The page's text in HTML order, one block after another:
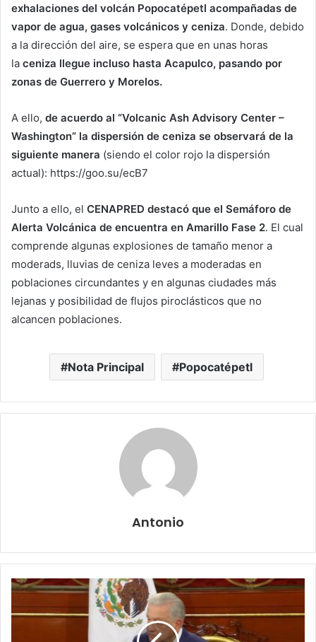
exhalaciones del volcán Popocatépetl acompañadas de
vapor de agua, gases volcánicos y ceniza. Donde, debido
a la dirección del aire, se espera que en unas horas
la ceniza llegue incluso hasta Acapulco, pasando por
zonas de Guerrero y Morelos.
A ello, de acuerdo al “Volcanic Ash Advisory Center –
Washington” la dispersión de ceniza se observará de la
siguiente manera (siendo el color rojo la dispersión
actual): https://goo.su/ecB7
Junto a ello, el CENAPRED destacó que el Semáforo de
Alerta Volcánica de encuentra en Amarillo Fase 2. El cual
comprende algunas explosiones de tamaño menor a
moderads, lluvias de ceniza leves a moderadas en
poblaciones circundantes y en algunas ciudades más
lejanas y posibilidad de flujos piroclásticos que no
alcancen poblaciones.
Nota Principal Popocatépetl
Antonio